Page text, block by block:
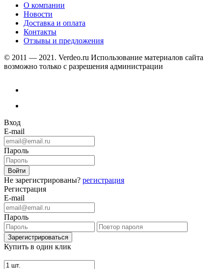
О компании
Новости
Доставка и оплата
Контакты
Отзывы и предложения
© 2011 — 2021. Verdeo.ru Использование материалов сайта
возможно только с разрешения администрации
Вход
E-mail
Пароль
Не зарегистрированы? регистрация
Регистрация
E-mail
Пароль
Купить в один клик